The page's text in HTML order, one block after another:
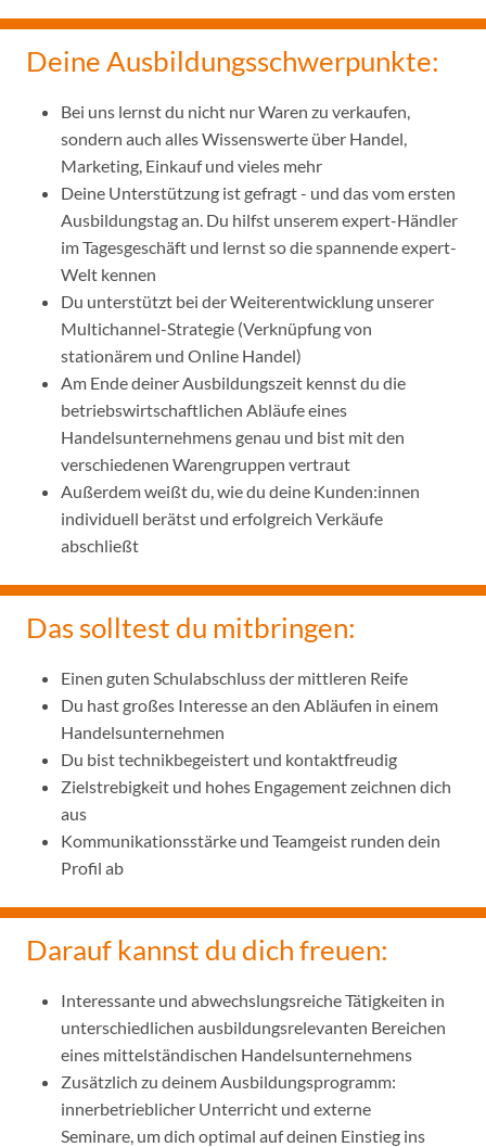
Deine Ausbildungsschwerpunkte:
Bei uns lernst du nicht nur Waren zu verkaufen,
sondern auch alles Wissenswerte über Handel,
Marketing, Einkauf und vieles mehr
Deine Unterstützung ist gefragt - und das vom ersten
Ausbildungstag an. Du hilfst unserem expert-Händler
im Tagesgeschäft und lernst so die spannende expert-
Welt kennen
Du unterstützt bei der Weiterentwicklung unserer
Multichannel-Strategie (Verknüpfung von
stationärem und Online Handel)
Am Ende deiner Ausbildungszeit kennst du die
betriebswirtschaftlichen Abläufe eines
Handelsunternehmens genau und bist mit den
verschiedenen Warengruppen vertraut
Außerdem weißt du, wie du deine Kunden:innen
individuell berätst und erfolgreich Verkäufe
abschließt
Das solltest du mitbringen:
Einen guten Schulabschluss der mittleren Reife
Du hast großes Interesse an den Abläufen in einem
Handelsunternehmen
Du bist technikbegeistert und kontaktfreudig
Zielstrebigkeit und hohes Engagement zeichnen dich
aus
Kommunikationsstärke und Teamgeist runden dein
Profil ab
Darauf kannst du dich freuen:
Interessante und abwechslungsreiche Tätigkeiten in
unterschiedlichen ausbildungsrelevanten Bereichen
eines mittelständischen Handelsunternehmens
Zusätzlich zu deinem Ausbildungsprogramm:
innerbetrieblicher Unterricht und externe
Seminare, um dich optimal auf deinen Einstieg ins